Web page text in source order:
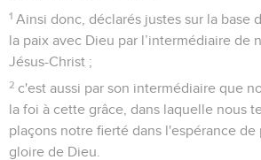
1 Ainsi donc, déclarés justes sur la base
la paix avec Dieu par l’intermédiaire de
Jésus-Christ ;
2 c'est aussi par son intermédiaire que
la foi à cette grâce, dans laquelle nous
plaçons notre fierté dans l'espérance de
gloire de Dieu.